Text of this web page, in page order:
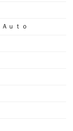
ｕｔｏ